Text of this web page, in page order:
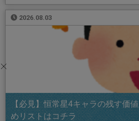
2026.08.03
【必見】恒常星4キャラの残す価
めリストはコチラ